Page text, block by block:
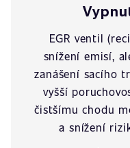
EGR ventil
snížení emisí,
zanášení sacího
vyšší
čistšímu chodu
a snížení